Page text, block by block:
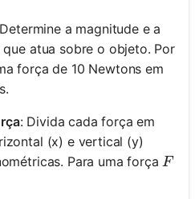
a magnitude e a
atua sobre o objeto. Por
força de 10 Newtons em
: Divida cada força em
(x) e vertical (y)
Para uma força F
F